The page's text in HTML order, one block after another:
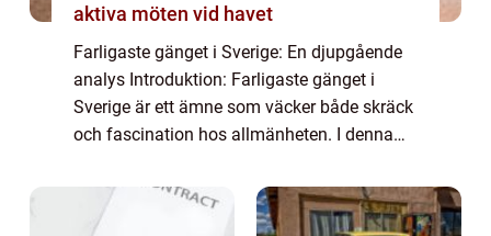
aktiva möten vid havet
Farligaste gänget i Sverige: En djupgående
analys Introduktion: Farligaste gänget i
Sverige är ett ämne som väcker både skräck
och fascination hos allmänheten. I denna
grundlig översikt över farligaste gänget...